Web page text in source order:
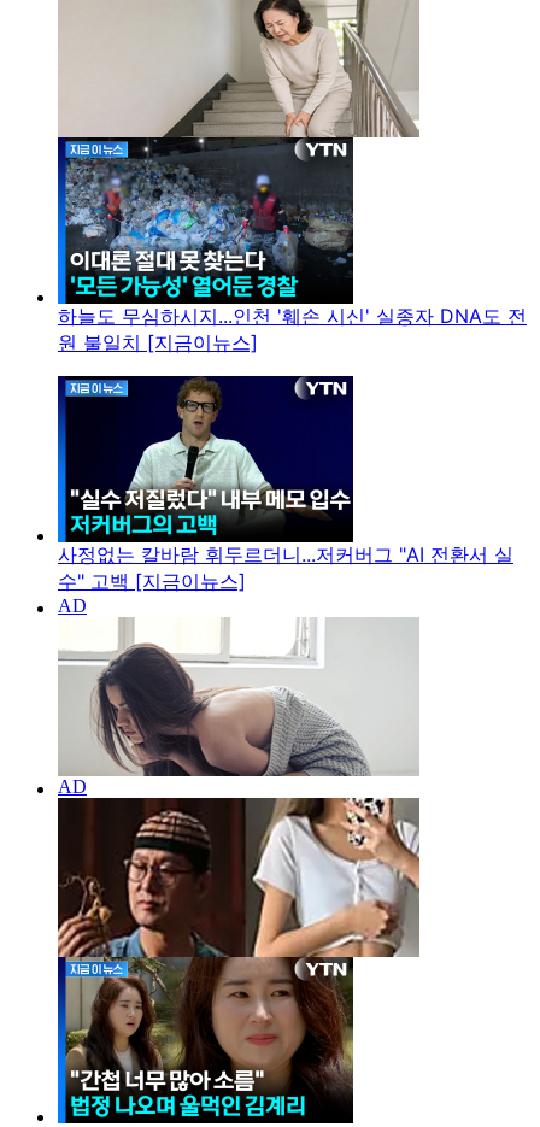
하늘도 무심하시지...인천 '훼손 시신' 실종자 DNA도 전
원 불일치 [지금이뉴스]
사정없는 칼바람 휘두르더니...저커버그 "AI 전환서 실
수" 고백 [지금이뉴스]